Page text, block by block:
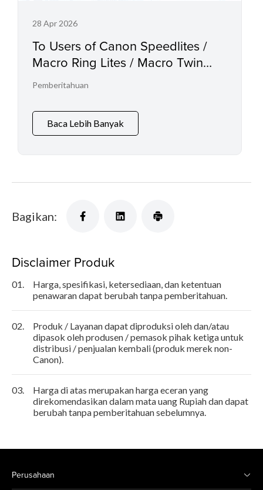
28 Apr 2026
To Users of Canon Speedlites /
Macro Ring Lites / Macro Twin
Lights and the Relevant
Pemberitahuan
Baca Lebih Banyak
Bagikan:
Disclaimer Produk
01.
Harga, spesifikasi, ketersediaan, dan ketentuan
penawaran dapat berubah tanpa pemberitahuan.
02.
Produk / Layanan dapat diproduksi oleh dan/atau
dipasok oleh produsen / pemasok pihak ketiga untuk
distribusi / penjualan kembali (produk merek non-
Canon).
03.
Harga di atas merupakan harga eceran yang
direkomendasikan dalam mata uang Rupiah dan dapat
berubah tanpa pemberitahuan sebelumnya.
Perusahaan